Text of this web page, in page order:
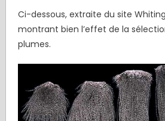
Ci-dessous, extraite du site
montrant bien l’effet de la
plumes.